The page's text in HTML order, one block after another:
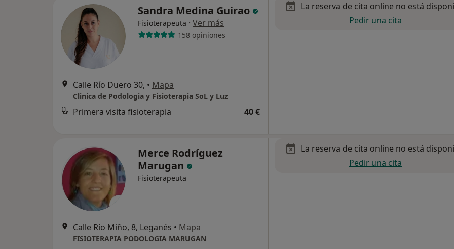
Sandra Medina Guirao
Fisioterapeuta · Ver más
158 opiniones
Calle Río Duero 30, • Mapa
Clinica de Podologia y Fisioterapia SoL y Luz
Primera visita fisioterapia 40 €
La reserva de cita online no está
Pedir una cita
Merce Rodríguez
Marugan
Fisioterapeuta
Calle Río Miño, 8, Leganés • Mapa
FISIOTERAPIA PODOLOGIA MARUGAN
La reserva de cita online no está
Pedir una cita